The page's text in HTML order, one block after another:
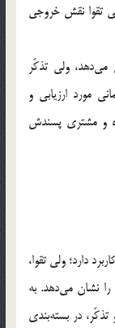
تقوا نقش خروجى
مى‌دهد، ولى تذكّر
مورد ارزيابى و
و مشترى پسندش
دارد؛ ولى تقوا،
نشان مى‌دهد. به
در بسته‌بندى